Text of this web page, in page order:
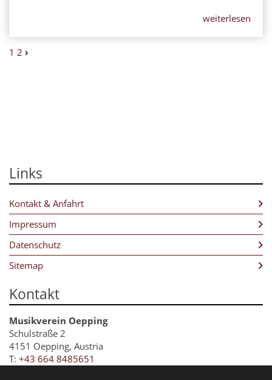
weiterlesen
1 2 ›
Links
Kontakt & Anfahrt
Impressum
Datenschutz
Sitemap
Kontakt
Musikverein Oepping
Schulstraße 2
4151 Oepping, Austria
T: +43 664 8485651